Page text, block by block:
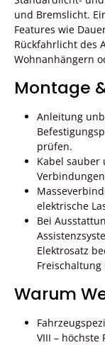
und Bremslicht.
Features wie
Rückfahrlicht des
Wohnanhängern
Montage
Anleitung
prüfen.
Kabel sauber
elektrische
Bei
Elektrosatz
Freischaltung
Warum
VIII – höchste